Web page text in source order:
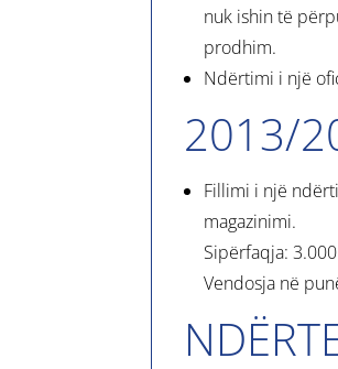
nuk ishin të
prodhim.
Ndërtimi i një
2013/
Fillimi i një
magazinimi.
Sipërfaqja:
Vendosja në